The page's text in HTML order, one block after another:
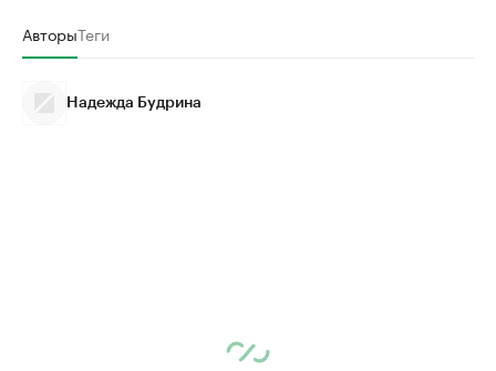
АвторыТеги
Надежда Будрина